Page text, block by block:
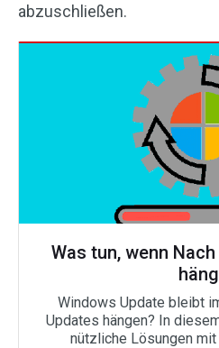
abzuschließen.
Was tun, wenn
Windows Update bleibt
Updates hängen? In
nützliche Lösungen